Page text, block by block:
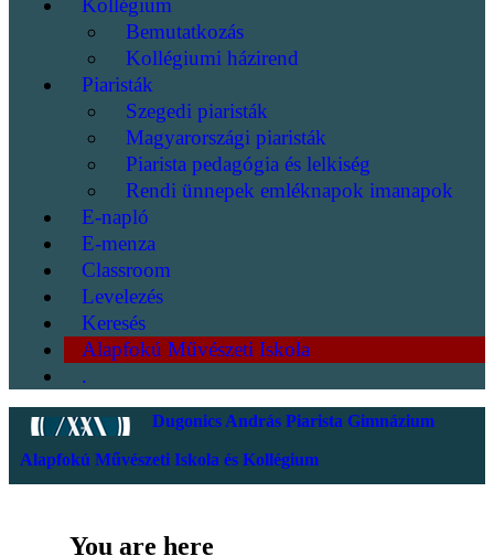
Kollégium
Bemutatkozás
Kollégiumi házirend
Piaristák
Szegedi piaristák
Magyarországi piaristák
Piarista pedagógia és lelkiség
Rendi ünnepek emléknapok imanapok
E-napló
E-menza
Classroom
Levelezés
Keresés
Alapfokú Művészeti Iskola
.
Dugonics András Piarista Gimnázium
Alapfokú Művészeti Iskola és Kollégium
You are here